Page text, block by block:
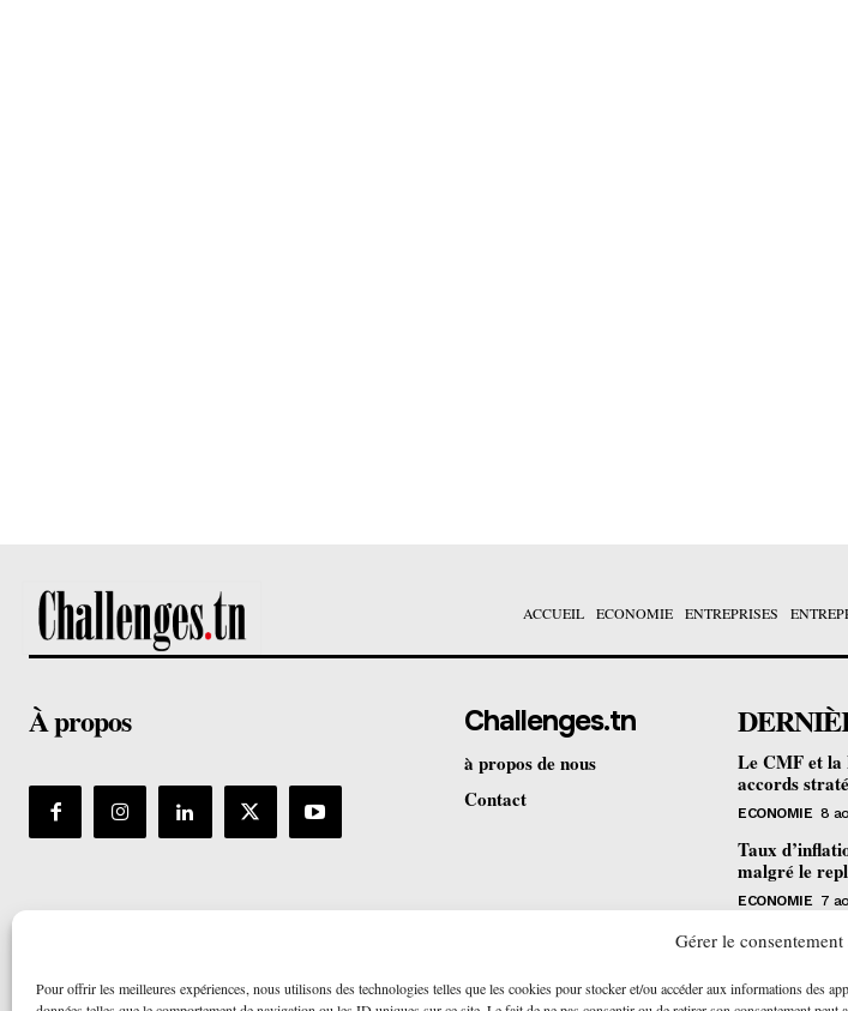
Gérer le
Pour offrir les meilleures expériences, nous utilisons des technologies telles que les cookies pour stocker et/ou accéder aux informations des
ACCUEIL ECONOMIE ENTREPRISES
À propos Challenges.tn
à propos de nous
Contact
Le CMF et la
accords
ECONOMIE 8
Taux
malgré le
ECONOMIE 7
Une